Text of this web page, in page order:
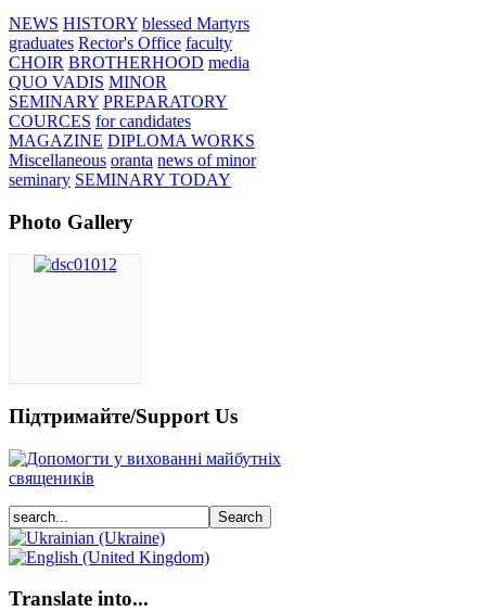
NEWS HISTORY blessed Martyrs
graduates Rector's Office faculty
CHOIR BROTHERHOOD media
QUO VADIS MINOR
SEMINARY PREPARATORY
COURCES for candidates
MAGAZINE DIPLOMA WORKS
Miscellaneous oranta news of minor
seminary SEMINARY TODAY
Photo Gallery
Підтримайте/Support Us
Translate into...